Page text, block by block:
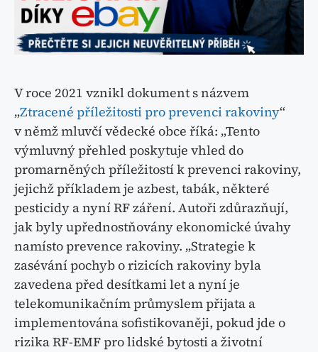
V roce 2021 vznikl dokument s názvem
„Ztracené příležitosti pro prevenci rakoviny“
v němž mluvčí vědecké obce říká: „Tento
výmluvný přehled poskytuje vhled do
promarněných příležitostí k prevenci rakoviny,
jejichž příkladem je azbest, tabák, některé
pesticidy a nyní RF záření. Autoři zdůrazňují,
jak byly upřednostňovány ekonomické úvahy
namísto prevence rakoviny. „Strategie k
zasévání pochyb o rizicích rakoviny byla
zavedena před desítkami let a nyní je
telekomunikačním průmyslem přijata a
implementována sofistikovaněji, pokud jde o
rizika RF-EMF pro lidské bytosti a životní